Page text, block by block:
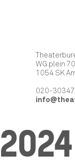
WG plein
1054 SK
020-